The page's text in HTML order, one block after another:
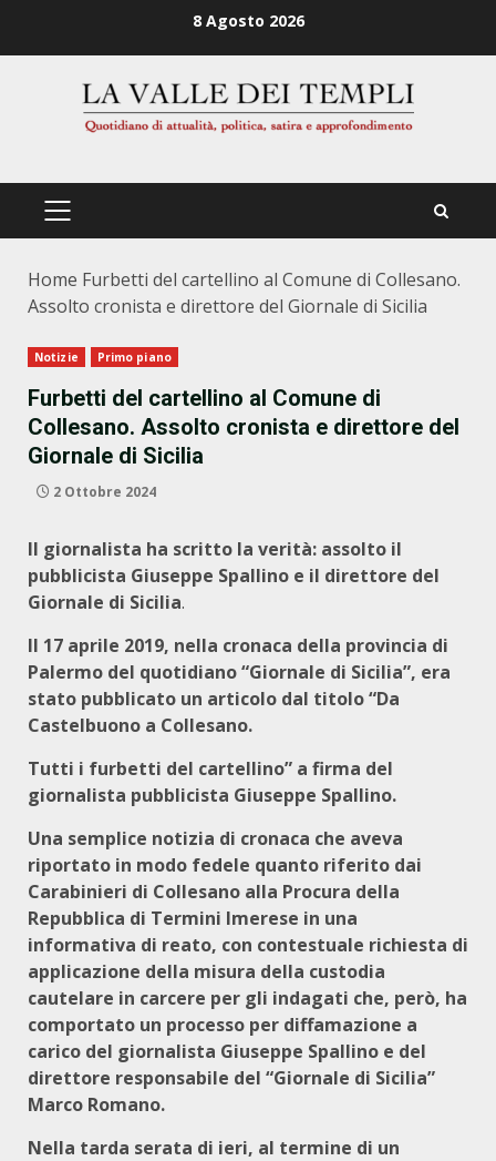
8 Agosto 2026
PRIMÄRES
Home Furbetti del cartellino al Comune di Collesano.
Assolto cronista e direttore del Giornale di Sicilia
Notizie Primo piano
Furbetti del cartellino al Comune di
Collesano. Assolto cronista e direttore del
Giornale di Sicilia
2 Ottobre 2024
Il giornalista ha scritto la verità: assolto il
pubblicista Giuseppe Spallino e il direttore del
Giornale di Sicilia.
Il 17 aprile 2019, nella cronaca della provincia di
Palermo del quotidiano “Giornale di Sicilia”, era
stato pubblicato un articolo dal titolo “Da
Castelbuono a Collesano.
Tutti i furbetti del cartellino” a firma del
giornalista pubblicista Giuseppe Spallino.
Una semplice notizia di cronaca che aveva
riportato in modo fedele quanto riferito dai
Carabinieri di Collesano alla Procura della
Repubblica di Termini Imerese in una
informativa di reato, con contestuale richiesta di
applicazione della misura della custodia
cautelare in carcere per gli indagati che, però, ha
comportato un processo per diffamazione a
carico del giornalista Giuseppe Spallino e del
direttore responsabile del “Giornale di Sicilia”
Marco Romano.
Nella tarda serata di ieri, al termine di un